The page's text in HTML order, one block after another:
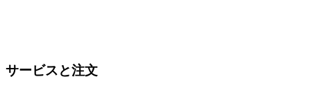
サービスと注文